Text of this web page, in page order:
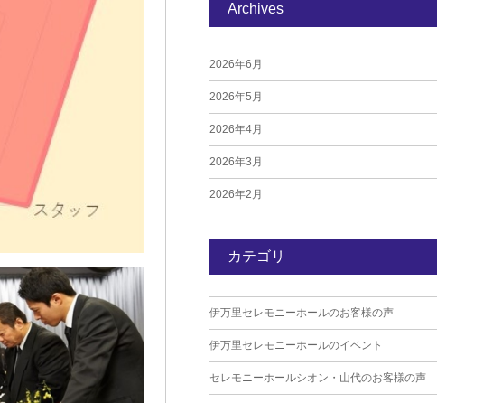
Archives
2026年6月
2026年5月
2026年4月
2026年3月
2026年2月
2025年12月
カテゴリ
伊万里セレモニーホールのお客様の声
伊万里セレモニーホールのイベント
セレモニーホールシオン・山代のお客様の声